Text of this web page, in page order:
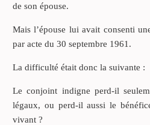
de son épouse.
Mais l’épouse lui avait consenti
par acte du 30 septembre 1961.
La difficulté était donc la suivante :
Le conjoint indigne perd-il
légaux, ou perd-il aussi le
vivant ?